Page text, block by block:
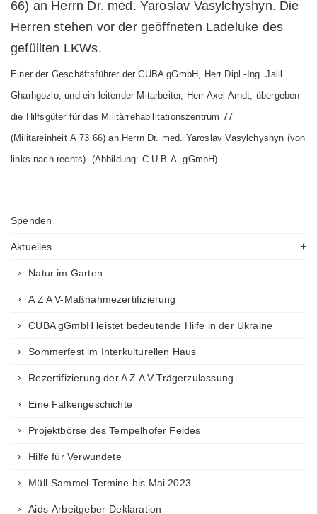
Einer der Geschäftsführer der CUBA gGmbH, Herr Dipl.-Ing. Jalil
Gharhgozlo, und ein leitender Mitarbeiter, Herr Axel Arndt, übergeben
die Hilfsgüter für das Militärrehabilitationszentrum 77
(Militäreinheit A 73 66) an Herrn Dr. med. Yaroslav Vasylchyshyn (von
links nach rechts). (Abbildung: C.U.B.A. gGmbH)
Spenden
Aktuelles
Natur im Garten
A Z A V-Maßnahmezertifizierung
CUBA gGmbH leistet bedeutende Hilfe in der Ukraine
Sommerfest im Interkulturellen Haus
Rezertifizierung der A Z A V-Trägerzulassung
Eine Falkengeschichte
Projektbörse des Tempelhofer Feldes
Hilfe für Verwundete
Müll-Sammel-Termine bis Mai 2023
Aids-Arbeitgeber-Deklaration